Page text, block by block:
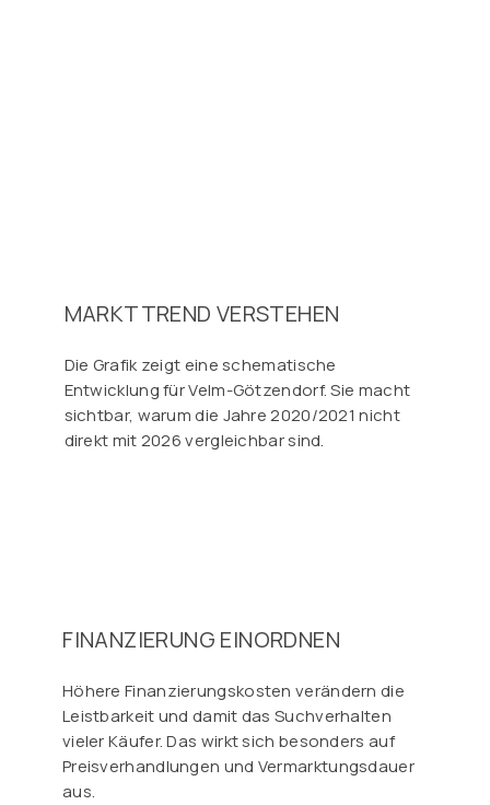
MARKTTREND VERSTEHEN
Die Grafik zeigt eine schematische
Entwicklung für Velm-Götzendorf. Sie macht
sichtbar, warum die Jahre 2020/2021 nicht
direkt mit 2026 vergleichbar sind.
FINANZIERUNG EINORDNEN
Höhere Finanzierungskosten verändern die
Leistbarkeit und damit das Suchverhalten
vieler Käufer. Das wirkt sich besonders auf
Preisverhandlungen und Vermarktungsdauer
aus.